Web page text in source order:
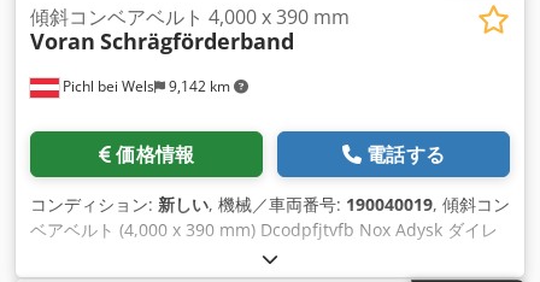
Pichl bei Wels 9,142 km
傾斜コンベアベルト 4,000 x 390 mm
Voran Schrägförderband
価格情報 電話する
コンディション: 新しい, 機械／車両番号: 190040019, 傾斜コン
ベアベルト (4,000 x 390 mm) Dcodpfjtvfb Nox Adysk ダイレ
クトドライブとPU-PVCベルトを備えた傾斜コンベアベルト